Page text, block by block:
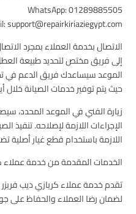
WhatsApp: 01289885505
support@repairkiriaziegypt.com
الاتصال بخدمة العملاء بمجرد
إلى فريق مختص لتحديد طبيعة
الموعد سيساعدك فريق الدعم في
حيث يتم توفير خدمات الصيانة خلال
زيارة الفني في الموعد المحدد،
الإجراءات اللازمة لإصلاحه. تنفيذ
اللازمة باستخدام قطع غيار أصلية
الخدمات المقدمة من خدمة عملاء
تقدم خدمة عملاء كريازي ديب
لضمان رضا العملاء والحفاظ على